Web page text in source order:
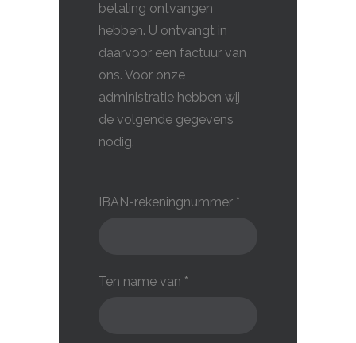
betaling ontvangen
hebben. U ontvangt in
daarvoor een factuur van
ons. Voor onze
administratie hebben wij
de volgende gegevens
nodig.
IBAN-rekeningnummer *
Ten name van *